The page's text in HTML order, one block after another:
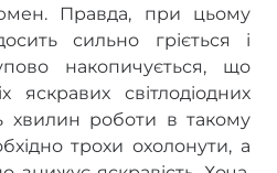
Правда, при цьому
сильно гріється і
накопичується, що
яскравих світлодіодних
хвилин роботи в такому
трохи охолонути, а